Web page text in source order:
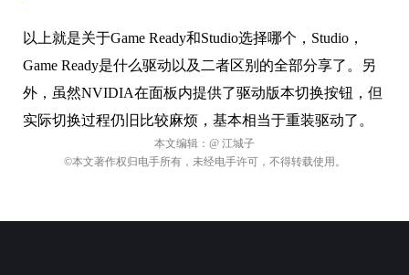
以上就是关于Game Ready和Studio选择哪个，Studio，
Game Ready是什么驱动以及二者区别的全部分享了。另
外，虽然NVIDIA在面板内提供了驱动版本切换按钮，但
实际切换过程仍旧比较麻烦，基本相当于重装驱动了。
本文编辑： @ 江城子
©本文著作权归电手所有，未经电手许可，不得转载使用。